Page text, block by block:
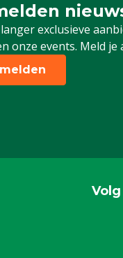
exclusieve
onze events. Meld
in voor onze